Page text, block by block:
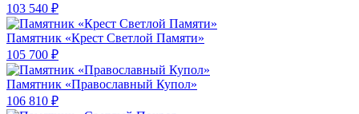
103 540 ₽
Памятник «Крест Светлой Памяти»
105 700 ₽
Памятник «Православный Купол»
106 810 ₽